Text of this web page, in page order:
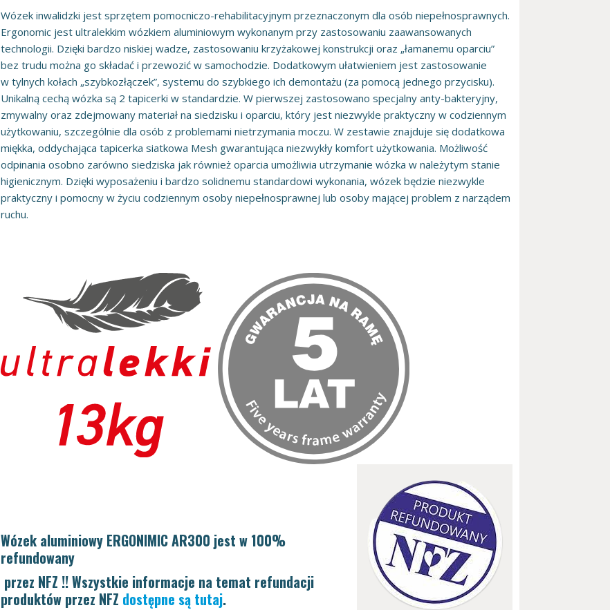
Wózek inwalidzki jest sprzętem pomocniczo-rehabilitacyjnym przeznaczonym dla osób niepełnosprawnych.
Ergonomic jest ultralekkim wózkiem aluminiowym wykonanym przy zastosowaniu zaawansowanych
technologii. Dzięki bardzo niskiej wadze, zastosowaniu krzyżakowej konstrukcji oraz „łamanemu oparciu”
bez trudu można go składać i przewozić w samochodzie. Dodatkowym ułatwieniem jest zastosowanie
w tylnych kołach „szybkozłączek”, systemu do szybkiego ich demontażu (za pomocą jednego przycisku).
Unikalną cechą wózka są 2 tapicerki w standardzie. W pierwszej zastosowano specjalny anty-bakteryjny,
zmywalny oraz zdejmowany materiał na siedzisku i oparciu, który jest niezwykle praktyczny w codziennym
użytkowaniu, szczególnie dla osób z problemami nietrzymania moczu. W zestawie znajduje się dodatkowa
miękka, oddychająca tapicerka siatkowa Mesh gwarantująca niezwykły komfort użytkowania. Możliwość
odpinania osobno zarówno siedziska jak również oparcia umożliwia utrzymanie wózka w należytym stanie
higienicznym. Dzięki wyposażeniu i bardzo solidnemu standardowi wykonania, wózek będzie niezwykle
praktyczny i pomocny w życiu codziennym osoby niepełnosprawnej lub osoby mającej problem z narządem
ruchu.
Wózek aluminiowy ERGONIMIC AR300 jest w 100%
refundowany
przez NFZ !! Wszystkie informacje na temat refundacji
produktów przez NFZ dostępne są tutaj.